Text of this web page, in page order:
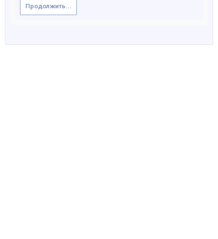
Продолжить...